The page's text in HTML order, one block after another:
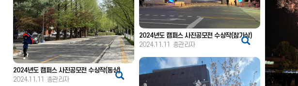
2024년도 캠퍼스 사진공모전 수상작(동상)
2024.11.11
총관리자
2024년도 캠퍼스 사진공모전 수상작(참가상)
2024.11.11
총관리자